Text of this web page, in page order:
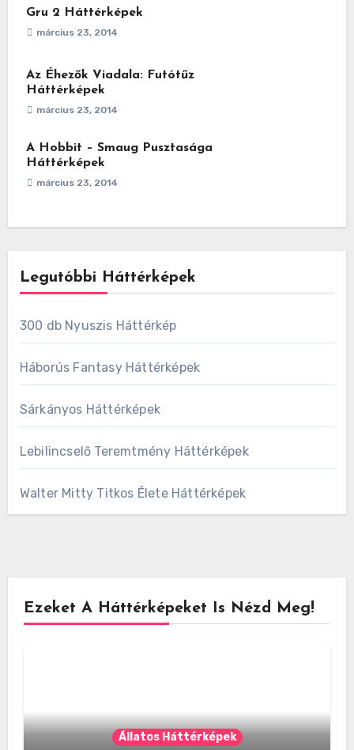
Gru 2 Háttérképek
március 23, 2014
Az Éhezők Viadala: Futótűz
Háttérképek
március 23, 2014
A Hobbit – Smaug Pusztasága
Háttérképek
március 23, 2014
Legutóbbi Háttérképek
300 db Nyuszis Háttérkép
Háborús Fantasy Háttérképek
Sárkányos Háttérképek
Lebilincselő Teremtmény Háttérképek
Walter Mitty Titkos Élete Háttérképek
Ezeket A Háttérképeket Is Nézd Meg!
Állatos Háttérképek